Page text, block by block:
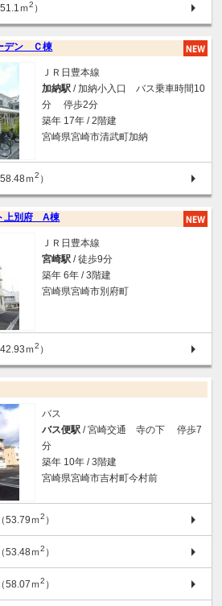
ｍ2 ）
デン Ｃ棟
ＪＲ日豊本線
加納駅 / 加納小入口 バス乗車時間10
分 停歩2分
築年 17年 / 2階建
宮崎県宮崎市清武町加納
ｍ2 ）
上別府 A棟
ＪＲ日豊本線
宮崎駅 / 徒歩9分
築年 6年 / 3階建
宮崎県宮崎市別府町
ｍ2 ）
バス
バス便駅 / 宮崎交通 寺の下 停歩7
分
築年 10年 / 3階建
宮崎県宮崎市吉村町今村前
53.79ｍ2 ）
53.48ｍ2 ）
58.07ｍ2 ）